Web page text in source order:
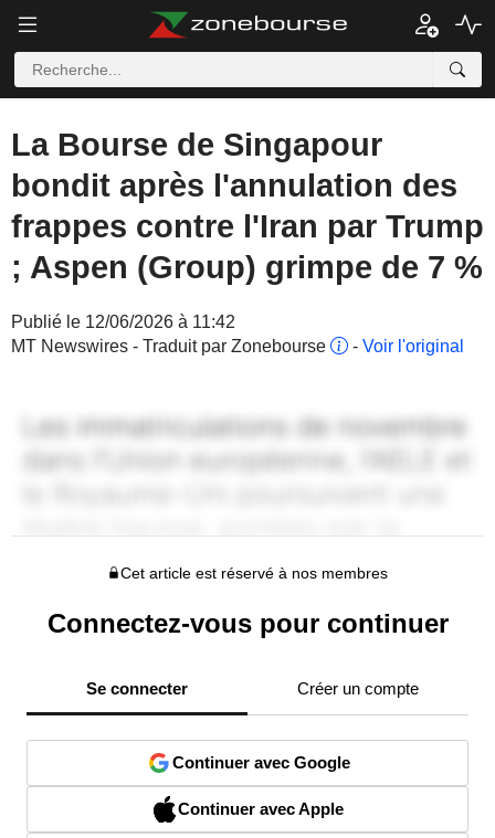
La Bourse de Singapour
bondit après l'annulation des
frappes contre l'Iran par Trump
; Aspen (Group) grimpe de 7 %
Publié le 12/06/2026 à 11:42
MT Newswires - Traduit par Zonebourse
- Voir l'original
Cet article est réservé à nos membres
Connectez-vous pour continuer
Se connecter Créer un compte
Continuer avec Google
Continuer avec Apple